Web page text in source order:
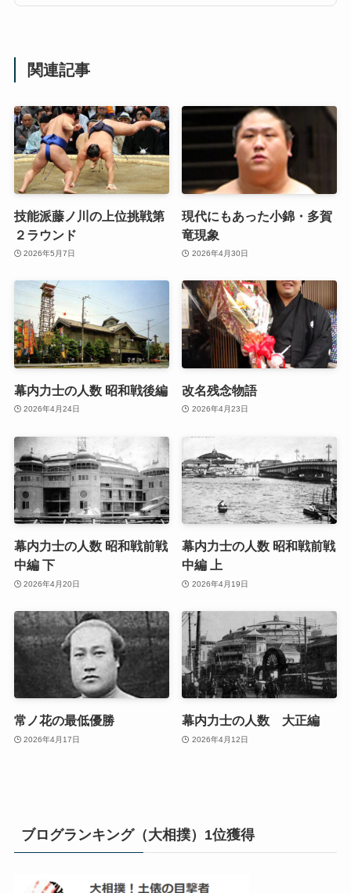
関連記事
技能派藤ノ川の上位挑戦第
２ラウンド
2026年5月7日
現代にもあった小錦・多賀
竜現象
2026年4月30日
幕内力士の人数 昭和戦後編
2026年4月24日
改名残念物語
2026年4月23日
幕内力士の人数 昭和戦前戦
中編 下
2026年4月20日
幕内力士の人数 昭和戦前戦
中編 上
2026年4月19日
常ノ花の最低優勝
2026年4月17日
幕内力士の人数 大正編
2026年4月12日
ブログランキング（大相撲）1位獲得